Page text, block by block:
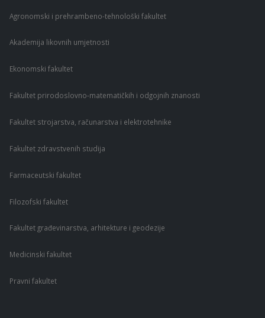
Agronomski i prehrambeno-tehnološki fakultet
Akademija likovnih umjetnosti
Ekonomski fakultet
Fakultet prirodoslovno-matematičkih i odgojnih znanosti
Fakultet strojarstva, računarstva i elektrotehnike
Fakultet zdravstvenih studija
Farmaceutski fakultet
Filozofski fakultet
Fakultet građevinarstva, arhitekture i geodezije
Medicinski fakultet
Pravni fakultet